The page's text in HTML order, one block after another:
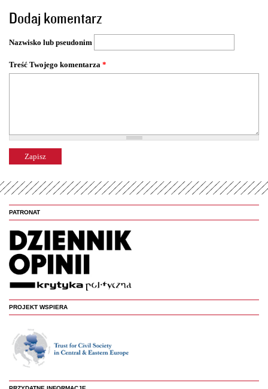
o
n
y
Dodaj komentarz
Nazwisko lub pseudonim
Treść Twojego komentarza *
PATRONAT
PROJEKT WSPIERA